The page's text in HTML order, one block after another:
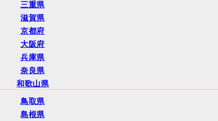
三重県
滋賀県
京都府
大阪府
兵庫県
奈良県
和歌山県
鳥取県
島根県